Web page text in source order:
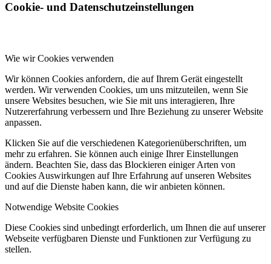
Cookie- und Datenschutzeinstellungen
Wie wir Cookies verwenden
Wir können Cookies anfordern, die auf Ihrem Gerät eingestellt
werden. Wir verwenden Cookies, um uns mitzuteilen, wenn Sie
unsere Websites besuchen, wie Sie mit uns interagieren, Ihre
Nutzererfahrung verbessern und Ihre Beziehung zu unserer Website
anpassen.
Klicken Sie auf die verschiedenen Kategorienüberschriften, um
mehr zu erfahren. Sie können auch einige Ihrer Einstellungen
ändern. Beachten Sie, dass das Blockieren einiger Arten von
Cookies Auswirkungen auf Ihre Erfahrung auf unseren Websites
und auf die Dienste haben kann, die wir anbieten können.
Notwendige Website Cookies
Diese Cookies sind unbedingt erforderlich, um Ihnen die auf unserer
Webseite verfügbaren Dienste und Funktionen zur Verfügung zu
stellen.